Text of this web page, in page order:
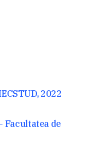
Facultatea de
2022